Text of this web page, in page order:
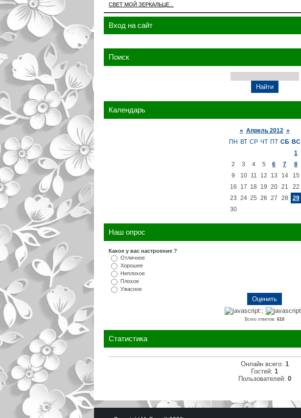
СВЕТ МОЙ ЗЕРКАЛЬЦЕ...
Вход на сайт
Поиск
Календарь
« Апрель 2012 »
ПН ВТ СР ЧТ ПТ СБ ВС
1
2
3 4 5 6 7
8
9
10 11 12 13 14
15
16
17 18 19 20 21
22
23 24 25 26 27 28
29
30
Наш опрос
Какое у вас настроение ?
Отличное
Хорошее
Неплохое
Плохое
Ужасное
Всего ответов: 610
Статистика
Онлайн всего: 1
Гостей: 1
Пользователей: 0